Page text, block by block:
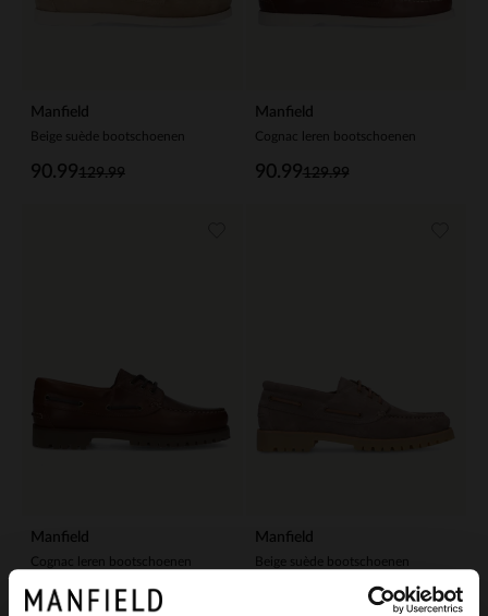
Manfield
Beige suède bootschoenen
129.99
90.99
Manfield
Cognac leren bootschoenen
129.99
90.99
Manfield
Cognac leren bootschoenen
139.99
Manfield
Beige suède bootschoenen